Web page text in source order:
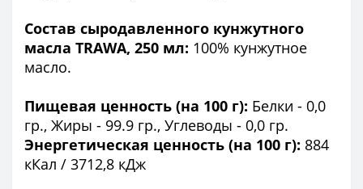
Состав сыродавленного кунжутного
масла TRAWA, 250 мл: 100% кунжутное
масло.
Пищевая ценность (на 100 г): Белки - 0,0
гр., Жиры - 99.9 гр., Углеводы - 0,0 гр.
Энергетическая ценность (на 100 г): 884
кКал / 3712,8 кДж